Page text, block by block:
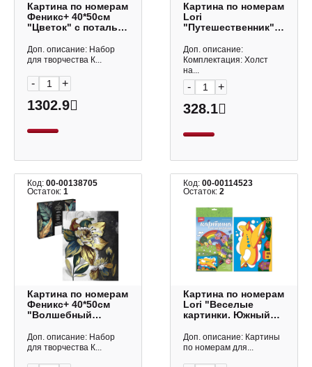
Картина по номерам
Феникс+ 40*50см
"Цветок" с поталью
Доп. описание: Набор
для творчества К...
- +
1302.9
Картина по номерам
Lori
"Путешественник"
Доп. описание:
Комплектация: Холст
на...
- +
328.1
Код: 00-00138705
Остаток: 1
Картина по номерам
Феникс+ 40*50см
"Волшебный
67975
Доп. описание: Набор
для творчества К...
Код:00-00114523
Остаток:2
Картина по номерам
Lori "Веселые
картинки. Южный
Доп. описание: Картины
по номерам для...